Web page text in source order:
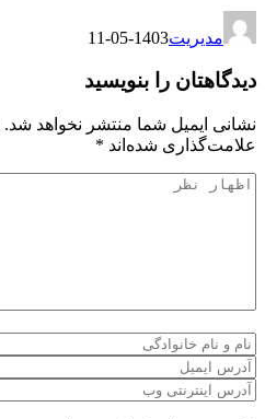
مدیریت1403-05-11
دیدگاهتان را بنویسید
نشانی ایمیل شما منتشر نخواهد شد.
علامت‌گذاری شده‌اند *